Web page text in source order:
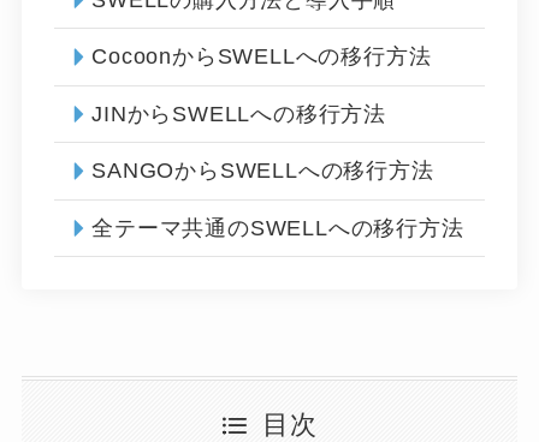
CocoonからSWELLへの移行方法
JINからSWELLへの移行方法
SANGOからSWELLへの移行方法
全テーマ共通のSWELLへの移行方法
目次